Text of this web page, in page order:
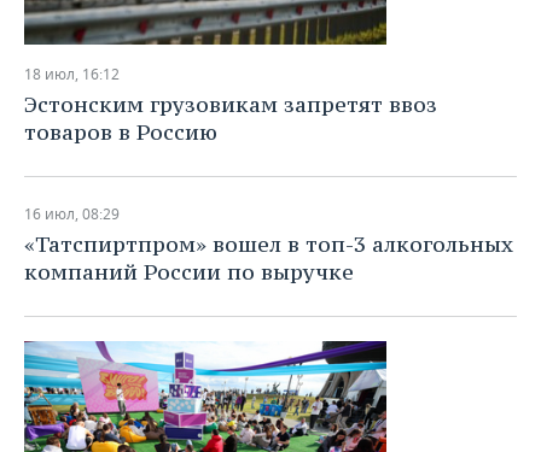
18 июл, 16:12
Эстонским грузовикам запретят ввоз
товаров в Россию
16 июл, 08:29
«Татспиртпром» вошел в топ-3 алкогольных
компаний России по выручке